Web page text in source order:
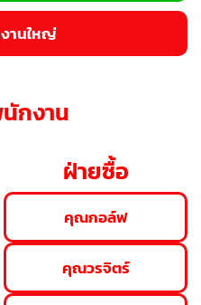
านใหญ่
กงาน
ฝ่ายซื้อ
คุณกอล์ฟ
คุณวรจิตร์